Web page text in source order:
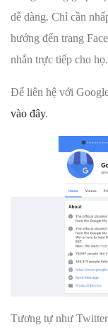
dễ dàng. Chỉ cần
hướng đến trang
nhắn trực tiếp cho họ.
Để liên hệ với
vào đây.
Tương tự như